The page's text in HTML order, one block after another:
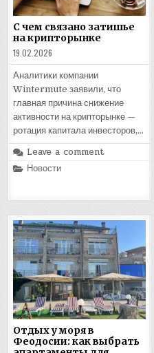
С чем связано затишье
на крипторынке
19.02.2026
Аналитики компании
Wintermute заявили, что
главная причина снижение
активности на крипторынке —
ротация капитала инвесторов,…
Leave a comment
Posted
Новости
Отдых у моря в
Феодосии: как выбрать